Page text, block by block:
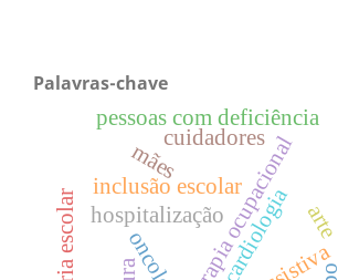
Palavras-chave
terapia ocupacional
pessoas com deficiência
inclusão escolar
hospitalização
mães
cuidadores
arte
cardiologia